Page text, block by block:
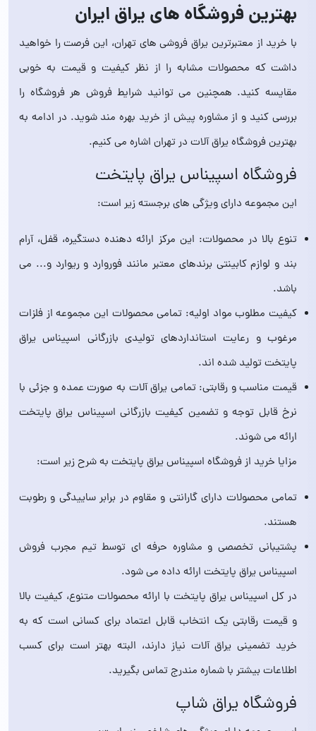
بهترین فروشگاه های یراق ایران
با خرید از معتبرترین یراق فروشی های تهران، این فرصت را خواهید
داشت که محصولات مشابه را از نظر کیفیت و قیمت به خوبی
مقایسه کنید. همچنین می توانید شرایط فروش هر فروشگاه را
بررسی کنید و از مشاوره پیش از خرید بهره مند شوید. در ادامه به
بهترین فروشگاه یراق آلات در تهران اشاره می کنیم.
فروشگاه اسپیناس یراق پایتخت
این مجموعه دارای ویژگی های برجسته زیر است:
تنوع بالا در محصولات: این مرکز ارائه دهنده دستگیره، قفل، آرام
بند و لوازم کابینتی برندهای معتبر مانند فوروارد و ریوارد و... می
باشد.
کیفیت مطلوب مواد اولیه: تمامی محصولات این مجموعه از فلزات
مرغوب و رعایت استانداردهای تولیدی بازرگانی اسپیناس یراق
پایتخت تولید شده اند.
قیمت مناسب و رقابتی: تمامی یراق آلات به صورت عمده و جزئی با
نرخ قابل توجه و تضمین کیفیت بازرگانی اسپیناس یراق پایتخت
ارائه می شوند.
مزایا خرید از فروشگاه اسپیناس یراق پایتخت به شرح زیر است:
تمامی محصولات دارای گارانتی و مقاوم در برابر ساییدگی و رطوبت
هستند.
پشتیبانی تخصصی و مشاوره حرفه ای توسط تیم مجرب فروش
اسپیناس یراق پایتخت ارائه داده می شود.
در کل اسپیناس یراق پایتخت با ارائه محصولات متنوع، کیفیت بالا
و قیمت رقابتی یک انتخاب قابل اعتماد برای کسانی است که به
خرید تضمینی یراق آلات نیاز دارند، البته بهتر است برای کسب
اطلاعات بیشتر با شماره مندرج تماس بگیرید.
فروشگاه یراق شاپ